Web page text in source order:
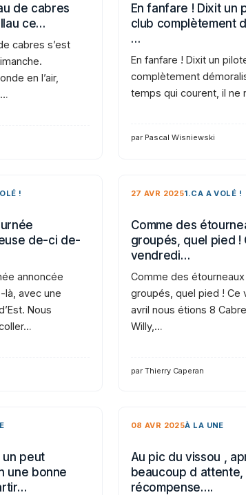
de cabres
ce…
cabres s’est
en l’air,
En fanfare ! Dixit un
club complètement
…
En fanfare ! Dixit un
complètement
temps qui courent, il ne
par Pascal Wisniewski
!
de-ci de-
annoncée
avec une
Nous
27 AVR 20251.CA A VOLÉ !
Comme des
groupés, quel pied !
vendredi…
Comme des étourneaux
groupés, quel pied ! Ce
avril nous étions 8
Willy,…
par Thierry Caperan
un peut
une bonne
08 AVR 2025À LA UNE
Au pic du vissou ,
beaucoup d attente,
récompense….